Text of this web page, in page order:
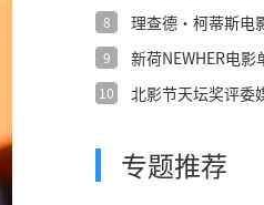
8
理查德·柯蒂斯电
9
新荷NEWHER电影
10
北影节天坛奖评委
专题推荐